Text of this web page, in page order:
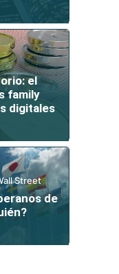
el
family
digitales
Street
de